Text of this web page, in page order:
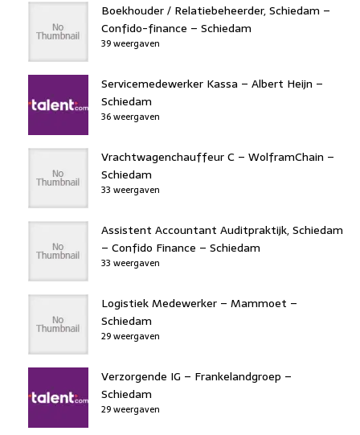
Boekhouder / Relatiebeheerder, Schiedam –
Confido-finance – Schiedam
39 weergaven
Servicemedewerker Kassa – Albert Heijn –
Schiedam
36 weergaven
Vrachtwagenchauffeur C – WolframChain –
Schiedam
33 weergaven
Assistent Accountant Auditpraktijk, Schiedam
– Confido Finance – Schiedam
33 weergaven
Logistiek Medewerker – Mammoet –
Schiedam
29 weergaven
Verzorgende IG – Frankelandgroep –
Schiedam
29 weergaven